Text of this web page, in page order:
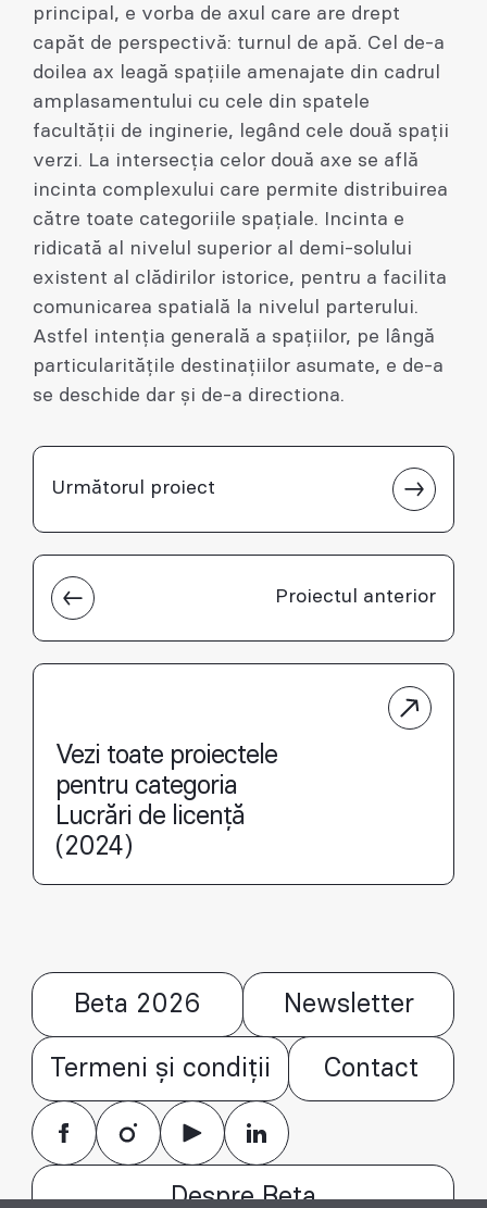
principal, e vorba de axul care are drept
capăt de perspectivă: turnul de apă. Cel de-a
doilea ax leagă spațiile amenajate din cadrul
amplasamentului cu cele din spatele
facultății de inginerie, legând cele două spații
verzi. La intersecția celor două axe se află
incinta complexului care permite distribuirea
către toate categoriile spațiale. Incinta e
ridicată al nivelul superior al demi-solului
existent al clădirilor istorice, pentru a facilita
comunicarea spatială la nivelul parterului.
Astfel intenția generală a spațiilor, pe lângă
particularitățile destinațiilor asumate, e de-a
se deschide dar şi de-a directiona.
Proiectul anterior
Următorul proiect
Vezi toate proiectele
pentru categoria
Lucrări de licență
(2024)
Beta 2026 Newsletter
Termeni și condiții Contact
Despre Beta